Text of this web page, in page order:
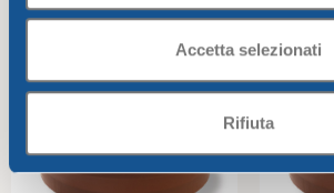
Accetta selezionati
Rifiuta